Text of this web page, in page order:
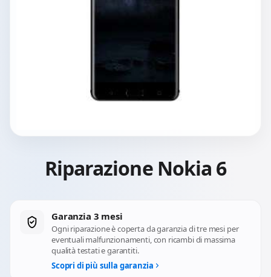
Riparazione Nokia 6
Garanzia 3 mesi
Ogni riparazione è coperta da garanzia di tre mesi per
eventuali malfunzionamenti, con ricambi di massima
qualità testati e garantiti.
Scopri di più sulla garanzia